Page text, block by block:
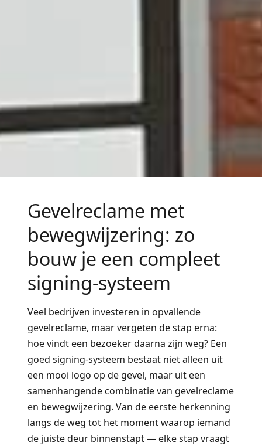
Gevelreclame met
bewegwijzering: zo
bouw je een compleet
signing-systeem
Veel bedrijven investeren in opvallende
gevelreclame, maar vergeten de stap erna:
hoe vindt een bezoeker daarna zijn weg? Een
goed signing-systeem bestaat niet alleen uit
een mooi logo op de gevel, maar uit een
samenhangende combinatie van gevelreclame
en bewegwijzering. Van de eerste herkenning
langs de weg tot het moment waarop iemand
de juiste deur binnenstapt — elke stap vraagt